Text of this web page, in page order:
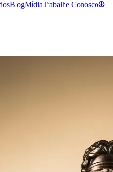
BlogMídiaTrabalhe Conosco